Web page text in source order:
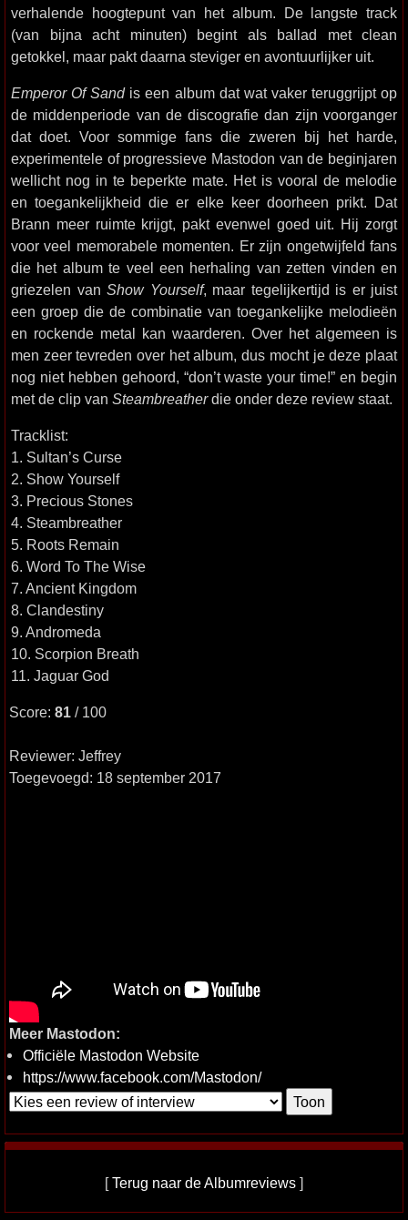
verhalende hoogtepunt van het album. De langste track
(van bijna acht minuten) begint als ballad met clean
getokkel, maar pakt daarna steviger en avontuurlijker uit.
Emperor Of Sandis een album dat wat vaker teruggrijpt op
de middenperiode van de discografie dan zijn voorganger
dat doet. Voor sommige fans die zweren bij het harde,
experimentele of progressieve Mastodon van de beginjaren
wellicht nog in te beperkte mate. Het is vooral de melodie
en toegankelijkheid die er elke keer doorheen prikt. Dat
Brann meer ruimte krijgt, pakt evenwel goed uit. Hij zorgt
voor veel memorabele momenten. Er zijn ongetwijfeld fans
die het album te veel een herhaling van zetten vinden en
griezelen van Show Yourself, maar tegelijkertijd is er juist
een groep die de combinatie van toegankelijke melodieën
en rockende metal kan waarderen. Over het algemeen is
men zeer tevreden over het album, dus mocht je deze plaat
nog niet hebben gehoord, “don’t waste your time!” en begin
met de clip van Steambreatherdie onder deze review staat.
Tracklist:
1. Sultan’s Curse
2. Show Yourself
3. Precious Stones
4. Steambreather
5. Roots Remain
6. Word To The Wise
7. Ancient Kingdom
8. Clandestiny
9. Andromeda
10. Scorpion Breath
11. Jaguar God
Score: 81 / 100
Reviewer: Jeffrey
Toegevoegd: 18 september 2017
Meer Mastodon:
Officiële Mastodon Website
https://www.facebook.com/Mastodon/
[Terug naar de Albumreviews ]